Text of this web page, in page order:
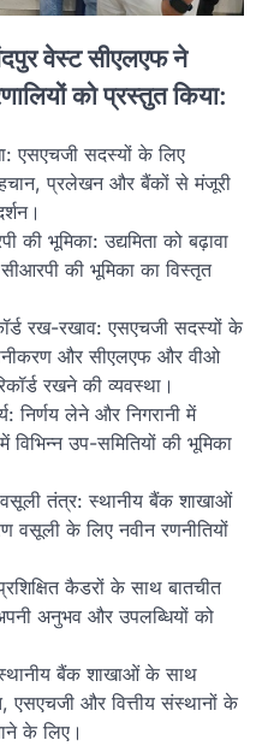
वेस्ट सीएलएफ ने
को प्रस्तुत किया:
एसएचजी सदस्यों के लिए
प्रलेखन और बैंकों से मंजूरी
भूमिका: उद्यमिता को बढ़ावा
की भूमिका का विस्तृत
रख-रखाव: एसएचजी सदस्यों के
और सीएलएफ और वीओ
रखने की व्यवस्था।
निर्णय लेने और निगरानी में
विभिन्न उप-समितियों की भूमिका
वसूली तंत्र: स्थानीय बैंक शाखाओं
के लिए नवीन रणनीतियों
कैडरों के साथ बातचीत
अनुभव और उपलब्धियों को
बैंक शाखाओं के साथ
एसएचजी और वित्तीय संस्थानों के
के लिए।